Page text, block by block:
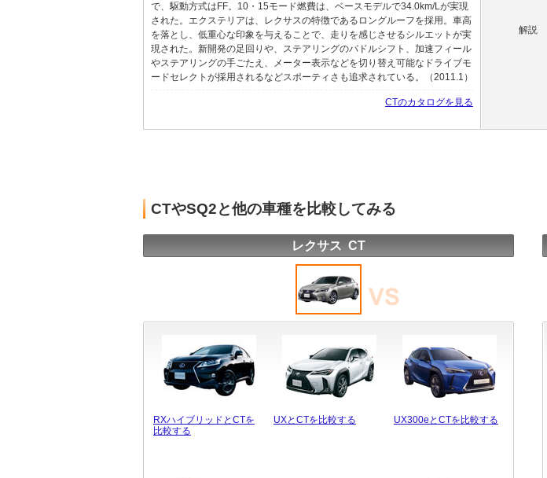
で、駆動方式はFF。10・15モード燃費は、ベースモデルで34.0km/Lが実現
された。エクステリアは、レクサスの特徴であるロングルーフを採用。車高
を落とし、低重心な印象を与えることで、走りを感じさせるシルエットが実
現された。新開発の足回りや、ステアリングのパドルシフト、加速フィール
やステアリングの手ごたえ、メーター表示などを切り替え可能なドライブモ
ードセレクトが採用されるなどスポーティさも追求されている。（2011.1）
CTのカタログを見る
解説
CTやSQ2と他の車種を比較してみる
レクサス CT
RXハイブリッドとCTを
比較する
UXとCTを比較する UX300eとCTを比較する